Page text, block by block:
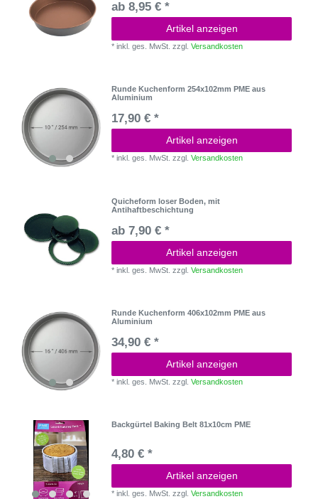
ab 8,95 € *
Artikel anzeigen
*inkl. ges. MwSt. zzgl.Versandkosten
Runde Kuchenform 254x102mm PME aus
Aluminium
17,90 € *
Artikel anzeigen
*inkl. ges. MwSt. zzgl.Versandkosten
Quicheform loser Boden, mit
Antihaftbeschichtung
ab 7,90 € *
Artikel anzeigen
*inkl. ges. MwSt. zzgl.Versandkosten
Runde Kuchenform 406x102mm PME aus
Aluminium
34,90 € *
Artikel anzeigen
*inkl. ges. MwSt. zzgl.Versandkosten
Backgürtel Baking Belt 81x10cm PME
4,80 € *
Artikel anzeigen
*inkl. ges. MwSt. zzgl.Versandkosten